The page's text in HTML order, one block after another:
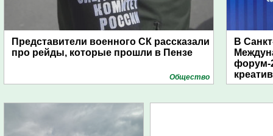
Представители военного СК рассказали
про рейды, которые прошли в Пензе
Общество
В
форум-